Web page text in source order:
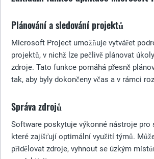
Plánování a sledování projektů
Microsoft Project umožňuje vytvářet
projektů, v nichž lze pečlivě plánovat
zdroje. Tato funkce pomáhá přesně
tak, aby byly dokončeny včas a v rámci
Správa zdrojů
Software poskytuje výkonné nástroje pro
které zajišťují optimální využití týmů.
přidělovat zdroje, vyhnout se úzkým